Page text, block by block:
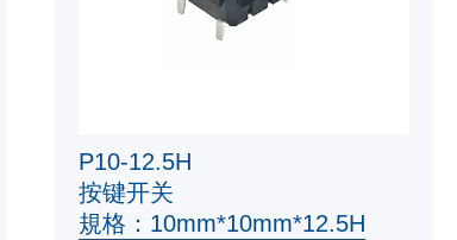
P10-12.5H
按键开关
規格：10mm*10mm*12.5H